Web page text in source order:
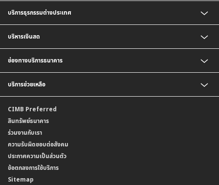
เงินฝากกระแสรายวัน
เงินฝากเพื่อบริหารจัดการเงินสด (Cash Management Savings)
เงินฝาก Corporate Super Savings
เงินฝากประจำ
บัญชี CIMB Biz Account
เงินฝากเงินตราต่างประเทศ
เงินฝากสกุลมาเลเซียริงกิต
บัญชีเงินฝาก CIMB Biz US Dollar
บริการธุรกรรมต่างประเทศ
บริการเพื่อธุรกิจส่งออก
บริการออกหนังสือค้ำประกัน
บริหารเงินสด
บริการรับชำระเงิน
ช่องทางบริการธนาคาร
พร้อมเพย์นิติบุคคล
บริการช่วยเหลือ
สาขาธนาคาร
ข้อมูลคุณภาพการให้บริการ
CIMB Preferred
สินทรัพย์ธนาคาร
ร่วมงานกับเรา
ความรับผิดชอบต่อสังคม
ประกาศความเป็นส่วนตัว
ข้อตกลงการใช้บริการ
Sitemap